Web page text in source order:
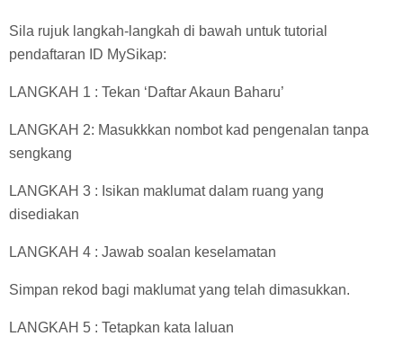
Sila rujuk langkah-langkah di bawah untuk tutorial
pendaftaran ID MySikap:
LANGKAH 1 : Tekan ‘Daftar Akaun Baharu’
LANGKAH 2: Masukkkan nombot kad pengenalan tanpa
sengkang
LANGKAH 3 : Isikan maklumat dalam ruang yang
disediakan
LANGKAH 4 : Jawab soalan keselamatan
Simpan rekod bagi maklumat yang telah dimasukkan.
LANGKAH 5 : Tetapkan kata laluan